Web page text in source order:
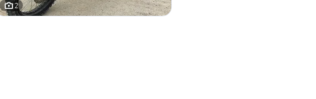
2